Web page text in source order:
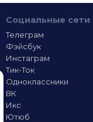
Социальные сети
Телеграм
Фэйсбук
Инстаграм
Тик-Ток
Одноклассники
ВК
Икс
Ютюб